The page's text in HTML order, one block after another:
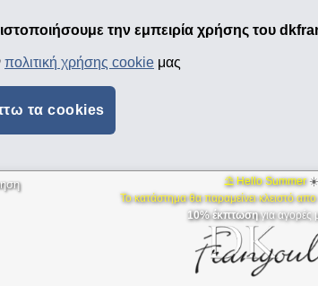
την εμπειρία χρήσης του
πολιτική χρήσης cookie μας
τα cookies
⛱ Hello Summer ☀️
Το κατάστημα θα παραμείνει κλειστό
10% έκπτωσηγια αγορές